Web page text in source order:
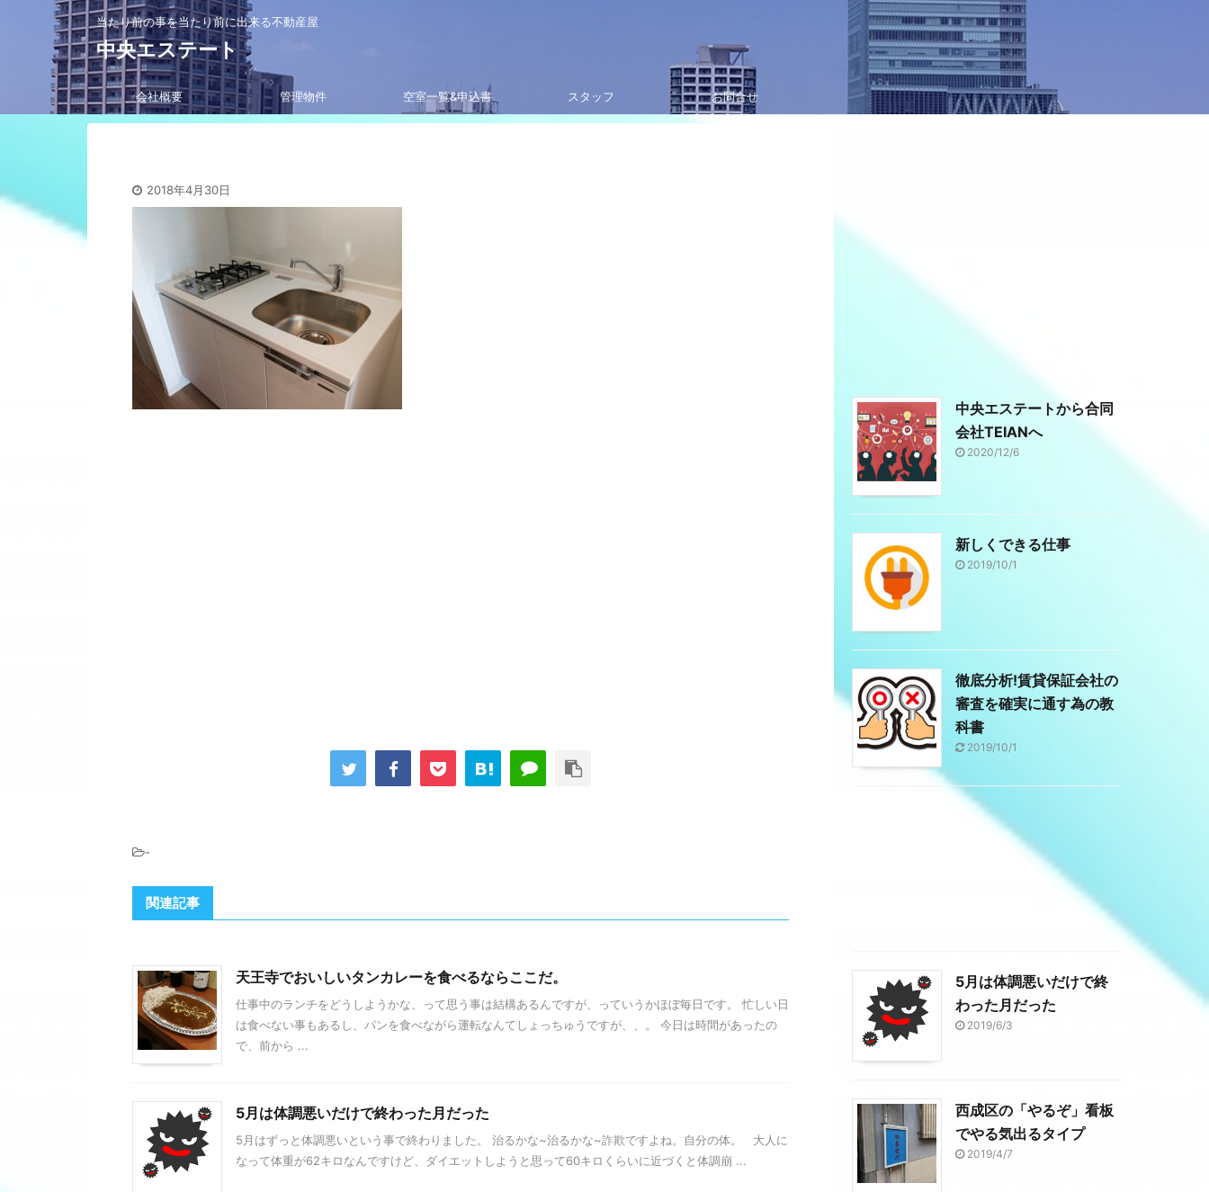
当たり前の事を当たり前に出来る不動産屋
中央エステート
会社概要 管理物件 空室一覧&申込書 スタッフ お問合せ
2018年4月30日
-
関連記事
天王寺でおいしいタンカレーを食べるならここだ。
仕事中のランチをどうしようかな、って思う事は結構あるんですが、っていうかほぼ毎日です。 忙しい日
は食べない事もあるし、パンを食べながら運転なんてしょっちゅうですが、、。 今日は時間があったの
で、前から ...
5月は体調悪いだけで終わった月だった
5月はずっと体調悪いという事で終わりました。 治るかな~治るかな~詐欺ですよね。自分の体。 大人に
なって体重が62キロなんですけど、ダイエットしようと思って60キロくらいに近づくと体調崩 ...
中央エステートから合同
会社TEIANへ
2020/12/6
新しくできる仕事
2019/10/1
徹底分析!賃貸保証会社の
審査を確実に通す為の教
科書
2019/10/1
5月は体調悪いだけで終
わった月だった
2019/6/3
西成区の「やるぞ」看板
でやる気出るタイプ
2019/4/7